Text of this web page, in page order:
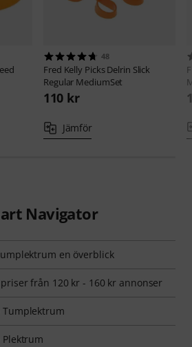
48
Fred Kelly PicksDelrin Slick
Regular MediumSet
110 kr
Jämför
Navigator
en överblick
från 120 kr - 160 kr annonser